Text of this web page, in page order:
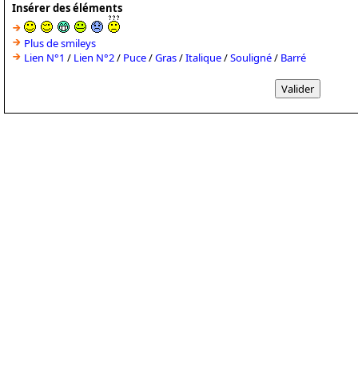
Insérer des éléments
Plus de smileys
Lien N°1 / Lien N°2/ Puce/Gras/Italique/Souligné/ Barré